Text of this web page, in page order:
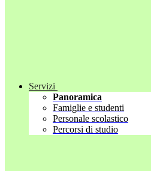
Servizi
Panoramica
Famiglie e studenti
Personale scolastico
Percorsi di studio